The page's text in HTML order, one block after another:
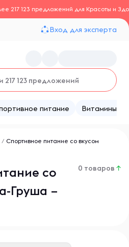
217 123 предложений для Красоты и
Вход для эксперта
питание Витамины
/ Спортивное питание со вкусом
со
Груша –
0 товаров ↑